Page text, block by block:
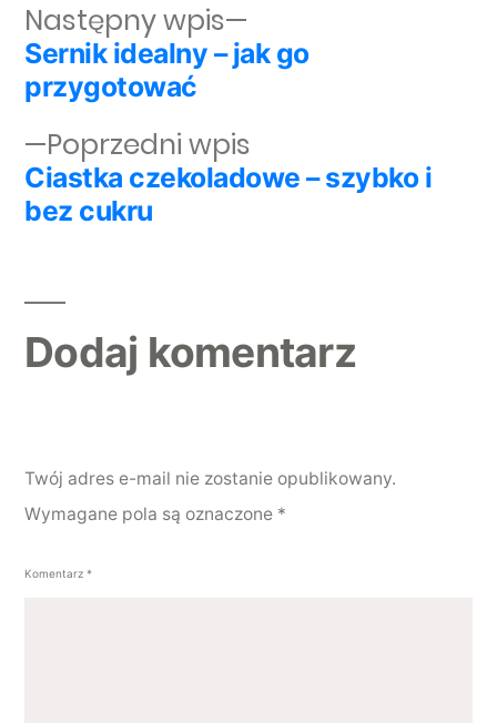
Nawigacja wpisu
Poprzedni wpis
Ciastka czekoladowe – szybko i
bez cukru
Następny wpis
Sernik idealny – jak go
przygotować
Dodaj komentarz
Twój adres e-mail nie zostanie opublikowany.
Wymagane pola są oznaczone *
Komentarz *